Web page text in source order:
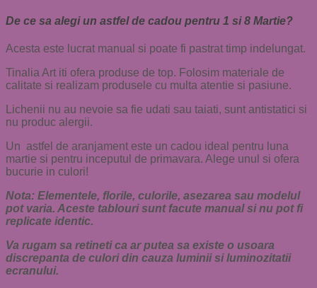
De ce sa alegi un astfel de cadou pentru 1 si 8 Martie?
Acesta este lucrat manual si poate fi pastrat timp indelungat.
Tinalia Art iti ofera produse de top. Folosim materiale de
calitate si realizam produsele cu multa atentie si pasiune.
Lichenii nu au nevoie sa fie udati sau taiati, sunt antistatici si
nu produc alergii.
Un astfel de aranjament este un cadou ideal pentru luna
martie si pentru inceputul de primavara. Alege unul si ofera
bucurie in culori!
Nota: Elementele, florile, culorile, asezarea sau modelul
pot varia. Aceste tablouri sunt facute manual si nu pot fi
replicate identic.
Va rugam sa retineti ca ar putea sa existe o usoara
discrepanta de culori din cauza luminii si luminozitatii
ecranului.